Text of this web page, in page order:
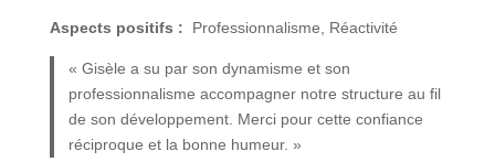
Aspects positifs : Professionnalisme, Réactivité
« Gisèle a su par son dynamisme et son
professionnalisme accompagner notre structure au fil
de son développement. Merci pour cette confiance
réciproque et la bonne humeur. »